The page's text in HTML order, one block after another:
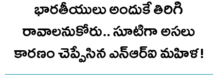
భారతీయులు అందుకే తిరిగి
రావాలనుకోరు.. సూటిగా అసలు
కారణం చెప్పేసిన ఎన్ఆర్ఐ మహిళ!